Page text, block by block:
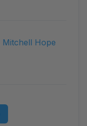
Mitchell Hope